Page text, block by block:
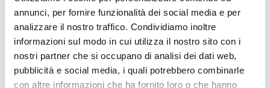
annunci, per fornire funzionalità dei social media e per
analizzare il nostro traffico. Condividiamo inoltre
informazioni sul modo in cui utilizza il nostro sito con i
nostri partner che si occupano di analisi dei dati web,
pubblicità e social media, i quali potrebbero combinarle
con altre informazioni che ha fornito loro o che hanno
Set tavolini
Serie
Welsh
Dimensioni
38 x 38 cm|82 x 40 cm
Altezza
Ti suggeriamo anche